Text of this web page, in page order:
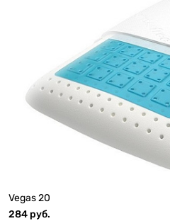
Vegas 20
284 руб.